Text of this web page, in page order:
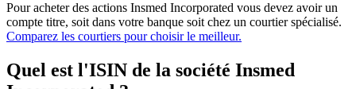
Pour acheter des actions Insmed Incorporated vous devez avoir un
compte titre, soit dans votre banque soit chez un courtier spécialisé.
Comparez les courtiers pour choisir le meilleur.
Quel est l'ISIN de la société Insmed